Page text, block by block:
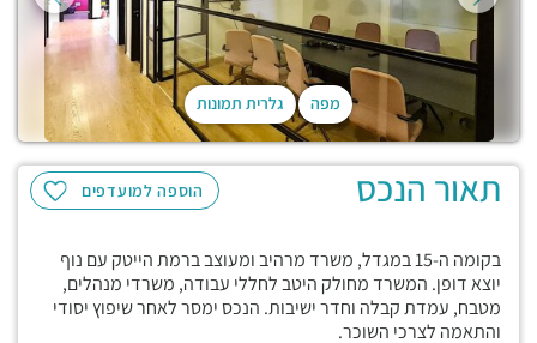
מפה גלרית תמונות
הוספה למועדפים תאור הנכס
בקומה ה-15 במגדל, משרד מרהיב ומעוצב ברמת הייטק עם נוף
יוצא דופן. המשרד מחולק היטב לחללי עבודה, משרדי מנהלים,
מטבח, עמדת קבלה וחדר ישיבות. הנכס ימסר לאחר שיפוץ יסודי
והתאמה לצרכי השוכר.